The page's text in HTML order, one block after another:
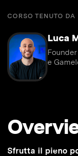
CORSO TENUTO DA
Luca
e
Sfrutta il pieno